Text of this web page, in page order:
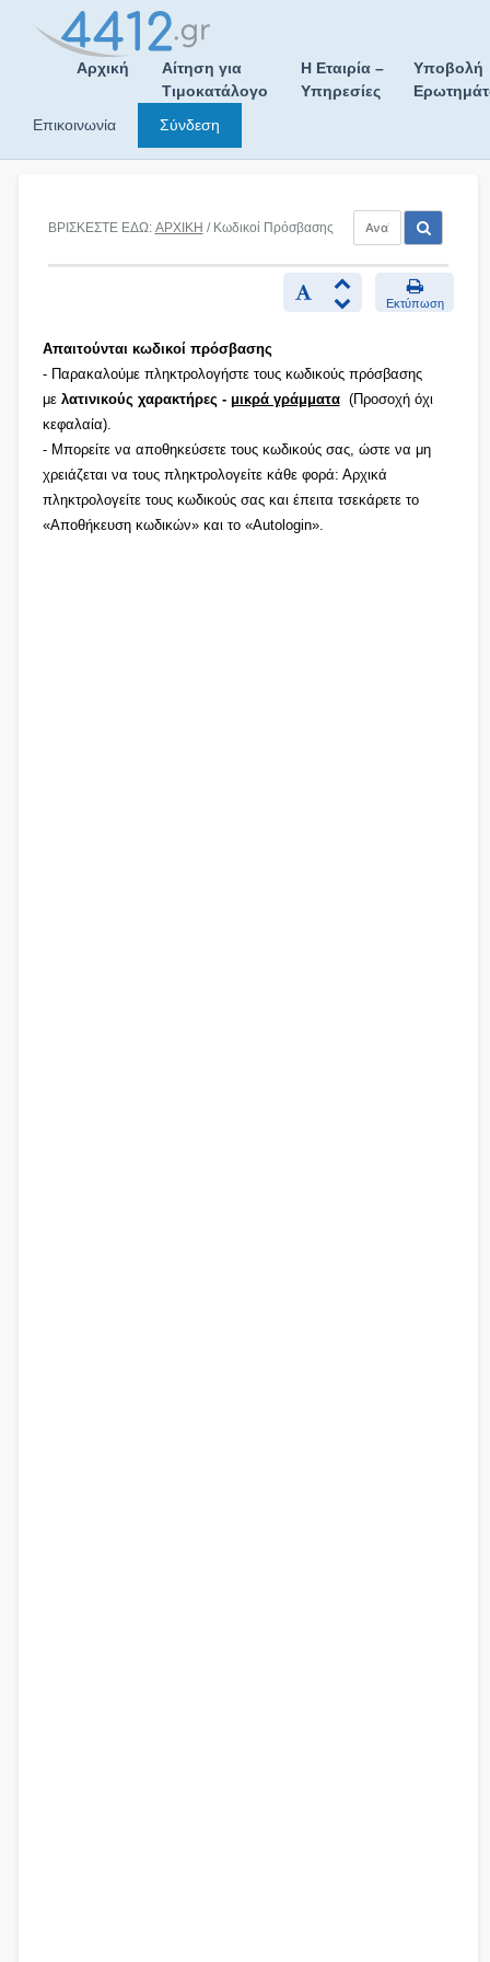
Αρχική
Αίτηση για
Τιμοκατάλογο
Η Εταιρία –
Υπηρεσίες
Υποβολή
Επικοινωνία
Σύνδεση
ΒΡΙΣΚΕΣΤΕ ΕΔΩ: ΑΡΧΙΚΗ / Κωδικοί Πρόσβασης
Εκτύπωση
Απαιτούνται κωδικοί πρόσβασης
- Παρακαλούμε πληκτρολογήστε τους κωδικούς πρόσβασης
με λατινικούς χαρακτήρες - μικρά γράμματα(Προσοχή όχι
κεφαλαία).
- Μπορείτε να αποθηκεύσετε τους κωδικούς σας, ώστε να μη
χρειάζεται να τους πληκτρολογείτε κάθε φορά: Αρχικά
πληκτρολογείτε τους κωδικούς σας και έπειτα τσεκάρετε το
«Αποθήκευση κωδικών» και το «Autologin».